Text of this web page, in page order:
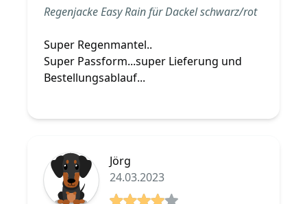
Regenjacke Easy Rain für Dackel schwarz/rot
Super Regenmantel..
Super Passform...super Lieferung und
Bestellungsablauf...
Jörg
24.03.2023